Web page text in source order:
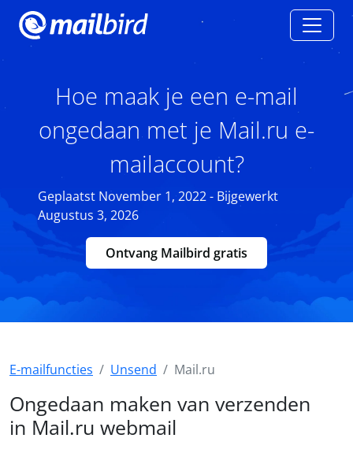
Hoe maak je een e-mail
ongedaan met je Mail.ru e-
mailaccount?
Geplaatst November 1, 2022 - Bijgewerkt
Augustus 3, 2026
Ontvang Mailbird gratis
E-mailfuncties Unsend Mail.ru
Ongedaan maken van verzenden
in Mail.ru webmail